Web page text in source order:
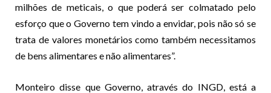
milhões de meticais, o que poderá ser colmatado pelo
esforço que o Governo tem vindo a envidar, pois não só se
trata de valores monetários como também necessitamos
de bens alimentares e não alimentares”.
Monteiro disse que Governo, através do INGD, está a